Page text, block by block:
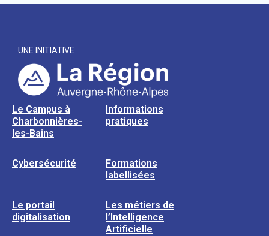
UNE INITIATIVE
Le Campus à
Charbonnières-
les-Bains
Informations
pratiques
Cybersécurité
Formations
labellisées
Le portail
digitalisation
Les métiers de
l’Intelligence
Artificielle